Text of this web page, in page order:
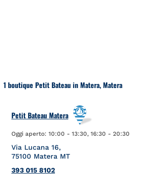
1 boutique Petit Bateau in Matera, Matera
Petit Bateau Matera
Oggi aperto: 10:00 - 13:30, 16:30 - 20:30
Via Lucana 16,
75100 Matera MT
393 015 8102